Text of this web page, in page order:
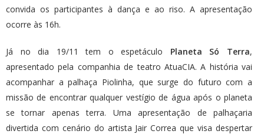
convida os participantes à dança e ao riso. A apresentação
ocorre às 16h.
Já no dia 19/11 tem o espetáculo Planeta Só Terra,
apresentado pela companhia de teatro AtuaCIA. A história vai
acompanhar a palhaça Piolinha, que surge do futuro com a
missão de encontrar qualquer vestígio de água após o planeta
se tornar apenas terra. Uma apresentação de palhaçaria
divertida com cenário do artista Jair Correa que visa despertar